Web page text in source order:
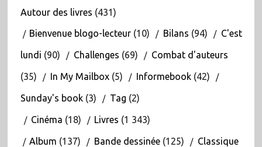
Autour des livres (431)
Bienvenue blogo-lecteur(10) Bilans (94) C'est
lundi (90) Challenges (69) Combat d'auteurs
(35) In My Mailbox(5) Informebook(42)
Sunday's book(3) Tag (2)
Cinéma (18) Livres (1 343)
Album (137) Bande dessinée(125) Classique